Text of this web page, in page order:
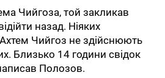
Чийгоза, той закликав
назад. Ніяких
Чийгоз не здійснюють
Близько 14 години свідок
Полозов.